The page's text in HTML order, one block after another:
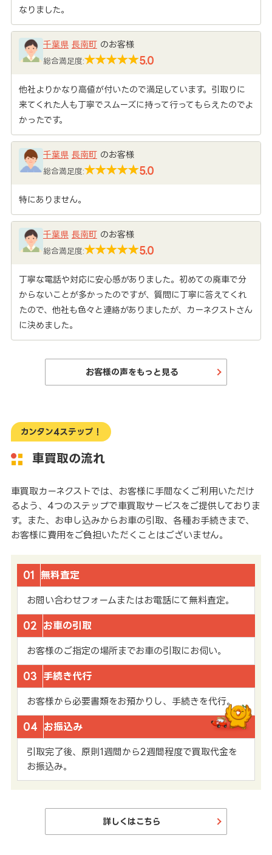
なりました。
千葉県 長南町のお客様
総合満足度: 5.0
他社よりかなり高値が付いたので満足しています。引取りに
来てくれた人も丁寧でスムーズに持って行ってもらえたのでよ
かったです。
千葉県 長南町のお客様
総合満足度: 5.0
特にありません。
千葉県 長南町のお客様
総合満足度: 5.0
丁寧な電話や対応に安心感がありました。初めての廃車で分
からないことが多かったのですが、質問に丁寧に答えてくれ
たので、他社も色々と連絡がありましたが、カーネクストさん
に決めました。
お客様の声をもっと見る
カンタン4ステップ！
車買取の流れ
車買取カーネクストでは、お客様に手間なくご利用いただけ
るよう、4つのステップで車買取サービスをご提供しておりま
す。また、お申し込みからお車の引取、各種お手続きまで、
お客様に費用をご負担いただくことはございません。
01 無料査定
お問い合わせフォームまたはお電話にて無料査定。
02 お車の引取
お客様のご指定の場所までお車の引取にお伺い。
03 手続き代行
お客様から必要書類をお預かりし、手続きを代行。
04 お振込み
引取完了後、原則1週間から2週間程度で買取代金を
お振込み。
詳しくはこちら